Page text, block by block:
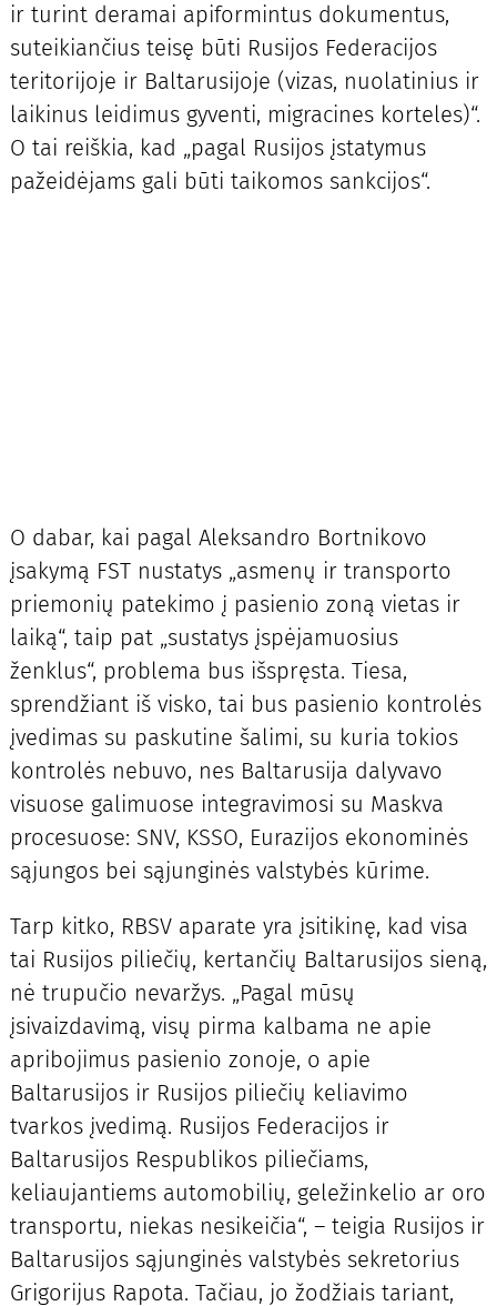
ir turint deramai apiformintus dokumentus,
suteikiančius teisę būti Rusijos Federacijos
teritorijoje ir Baltarusijoje (vizas, nuolatinius ir
laikinus leidimus gyventi, migracines korteles)“.
O tai reiškia, kad „pagal Rusijos įstatymus
pažeidėjams gali būti taikomos sankcijos“.
O dabar, kai pagal Aleksandro Bortnikovo
įsakymą FST nustatys „asmenų ir transporto
priemonių patekimo į pasienio zoną vietas ir
laiką“, taip pat „sustatys įspėjamuosius
ženklus“, problema bus išspręsta. Tiesa,
sprendžiant iš visko, tai bus pasienio kontrolės
įvedimas su paskutine šalimi, su kuria tokios
kontrolės nebuvo, nes Baltarusija dalyvavo
visuose galimuose integravimosi su Maskva
procesuose: SNV, KSSO, Eurazijos ekonominės
sąjungos bei sąjunginės valstybės kūrime.
Tarp kitko, RBSV aparate yra įsitikinę, kad visa
tai Rusijos piliečių, kertančių Baltarusijos sieną,
nė trupučio nevaržys. „Pagal mūsų
įsivaizdavimą, visų pirma kalbama ne apie
apribojimus pasienio zonoje, o apie
Baltarusijos ir Rusijos piliečių keliavimo
tvarkos įvedimą. Rusijos Federacijos ir
Baltarusijos Respublikos piliečiams,
keliaujantiems automobilių, geležinkelio ar oro
transportu, niekas nesikeičia“, – teigia Rusijos ir
Baltarusijos sąjunginės valstybės sekretorius
Grigorijus Rapota. Tačiau, jo žodžiais tariant,